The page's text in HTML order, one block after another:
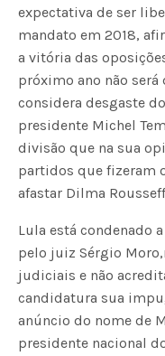
expectativa de ser
mandato em 2018,
a vitória das
próximo ano não
considera desgaste
presidente Michel
divisão que na sua
partidos que fizeram
afastar Dilma
Lula está condenado
pelo juiz Sérgio
judiciais e não
candidatura sua
anúncio do nome de
presidente nacional